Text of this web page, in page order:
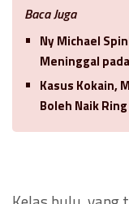
Baca Juga
Ny Michael
Meninggal
Kasus Kokain,
Boleh Naik Ring